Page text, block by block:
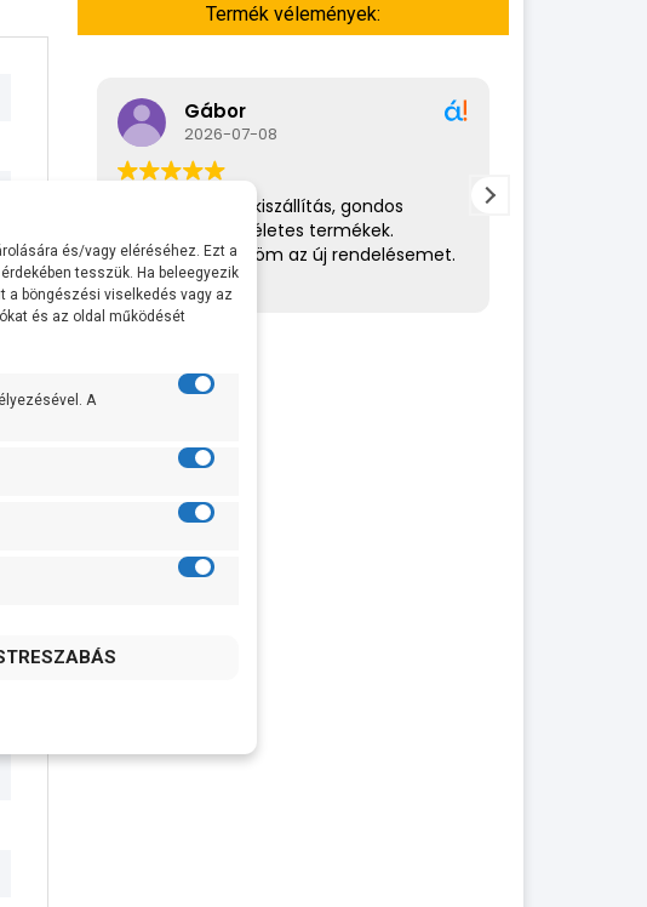
Termék vélemények:
Gábor
2026-07-08
Rendkívül gyors kiszállítás, gondos
csomagolás,tökéletes termékek.
Hamarosan küldöm az új rendelésemet.
és/vagy eléréséhez. Ezt a
tesszük. Ha beleegyezik
a böngészési viselkedés vagy az
és az oldal működését
A